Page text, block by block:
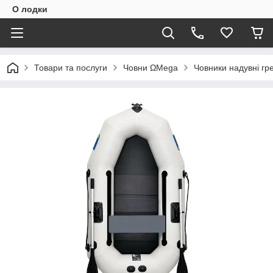
О лодки
Товари та послуги Човни ΩMega Човники надувні